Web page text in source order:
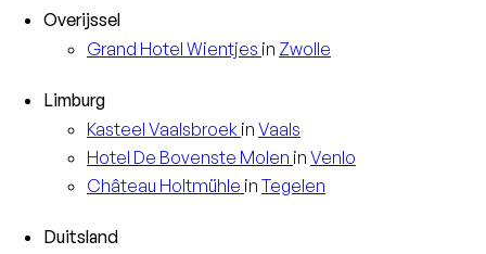
Overijssel
Grand Hotel Wientjes in Zwolle
Limburg
Kasteel Vaalsbroek in Vaals
Hotel De Bovenste Molen in Venlo
Château Holtmühle in Tegelen
Duitsland